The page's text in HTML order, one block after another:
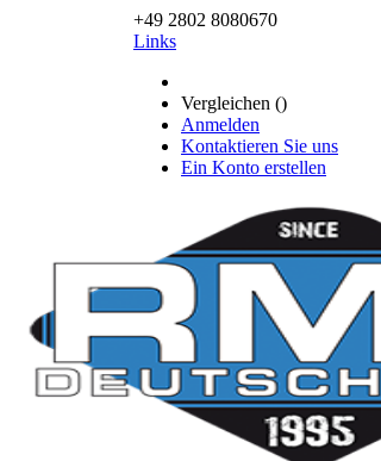
+49 2802 8080670
Links
Vergleichen ()
Anmelden
Kontaktieren Sie uns
Ein Konto erstellen